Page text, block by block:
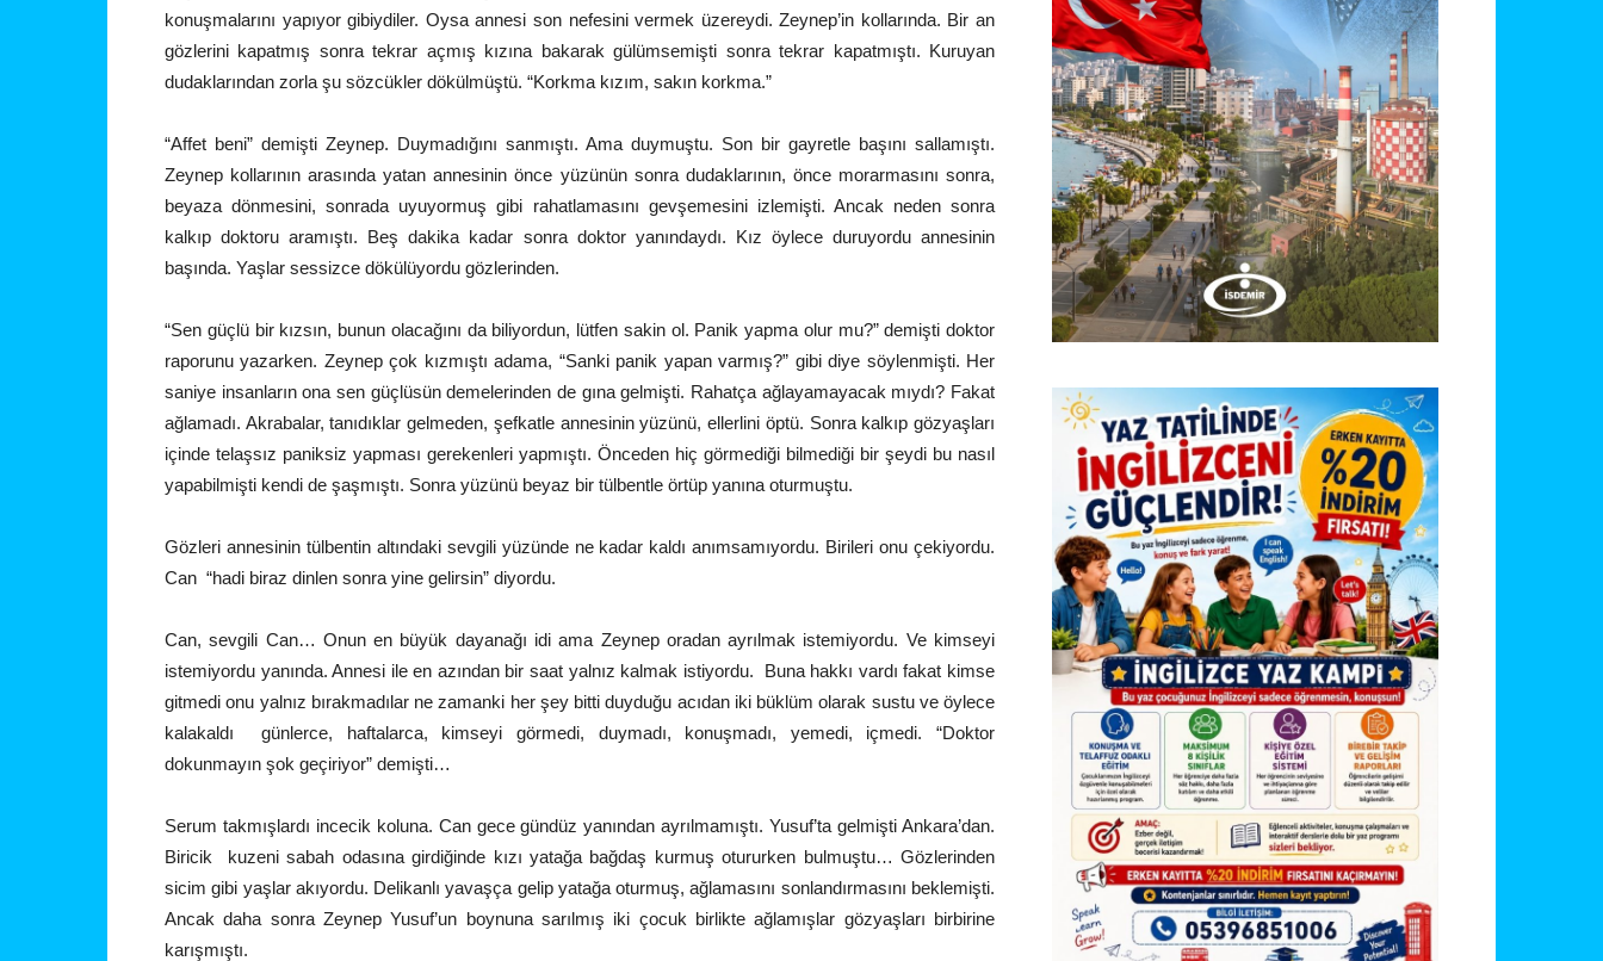
konuşmalarını yapıyor gibiydiler. Oysa annesi son nefesini vermek üzereydi. Zeynep’in kollarında. Bir an
gözlerini kapatmış sonra tekrar açmış kızına bakarak gülümsemişti sonra tekrar kapatmıştı. Kuruyan
dudaklarından zorla şu sözcükler dökülmüştü. “Korkma kızım, sakın korkma.”
“Affet beni” demişti Zeynep. Duymadığını sanmıştı. Ama duymuştu. Son bir gayretle başını sallamıştı.
Zeynep kollarının arasında yatan annesinin önce yüzünün sonra dudaklarının, önce morarmasını sonra,
beyaza dönmesini, sonrada uyuyormuş gibi rahatlamasını gevşemesini izlemişti. Ancak neden sonra
kalkıp doktoru aramıştı. Beş dakika kadar sonra doktor yanındaydı. Kız öylece duruyordu annesinin
başında. Yaşlar sessizce dökülüyordu gözlerinden.
“Sen güçlü bir kızsın, bunun olacağını da biliyordun, lütfen sakin ol. Panik yapma olur mu?” demişti doktor
raporunu yazarken. Zeynep çok kızmıştı adama, “Sanki panik yapan varmış?” gibi diye söylenmişti. Her
saniye insanların ona sen güçlüsün demelerinden de gına gelmişti. Rahatça ağlayamayacak mıydı? Fakat
ağlamadı. Akrabalar, tanıdıklar gelmeden, şefkatle annesinin yüzünü, ellerlini öptü. Sonra kalkıp gözyaşları
içinde telaşsız paniksiz yapması gerekenleri yapmıştı. Önceden hiç görmediği bilmediği bir şeydi bu nasıl
yapabilmişti kendi de şaşmıştı. Sonra yüzünü beyaz bir tülbentle örtüp yanına oturmuştu.
Gözleri annesinin tülbentin altındaki sevgili yüzünde ne kadar kaldı anımsamıyordu. Birileri onu çekiyordu.
Can “hadi biraz dinlen sonra yine gelirsin” diyordu.
Can, sevgili Can… Onun en büyük dayanağı idi ama Zeynep oradan ayrılmak istemiyordu. Ve kimseyi
istemiyordu yanında. Annesi ile en azından bir saat yalnız kalmak istiyordu. Buna hakkı vardı fakat kimse
gitmedi onu yalnız bırakmadılar ne zamanki her şey bitti duyduğu acıdan iki büklüm olarak sustu ve öylece
kalakaldı günlerce, haftalarca, kimseyi görmedi, duymadı, konuşmadı, yemedi, içmedi. “Doktor
dokunmayın şok geçiriyor” demişti…
Serum takmışlardı incecik koluna. Can gece gündüz yanından ayrılmamıştı. Yusuf’ta gelmişti Ankara’dan.
Biricik kuzeni sabah odasına girdiğinde kızı yatağa bağdaş kurmuş otururken bulmuştu… Gözlerinden
sicim gibi yaşlar akıyordu. Delikanlı yavaşça gelip yatağa oturmuş, ağlamasını sonlandırmasını beklemişti.
Ancak daha sonra Zeynep Yusuf’un boynuna sarılmış iki çocuk birlikte ağlamışlar gözyaşları birbirine
karışmıştı.